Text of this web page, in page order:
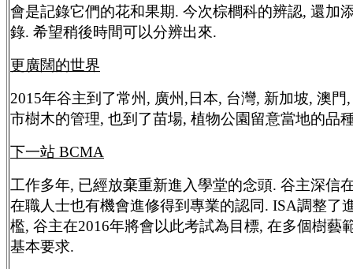
會是記錄它們的花和果期. 今次棕櫚科的辨認, 還加
錄. 希望稍後時間可以分辨出來.
更廣闊的世界
2015年谷主到了常州, 廣州,日本, 台灣, 新加坡, 澳門
市樹木的管理, 也到了苗場, 植物公園留意當地的品
下一站 BCMA
工作多年, 已經放棄重新進 入學堂的念頭. 谷主深信
在職人士也有機會進修得到專業的認同. ISA調整了
檻, 谷主在2016年將會以此考試為目標, 在多個樹藝
基本要求.